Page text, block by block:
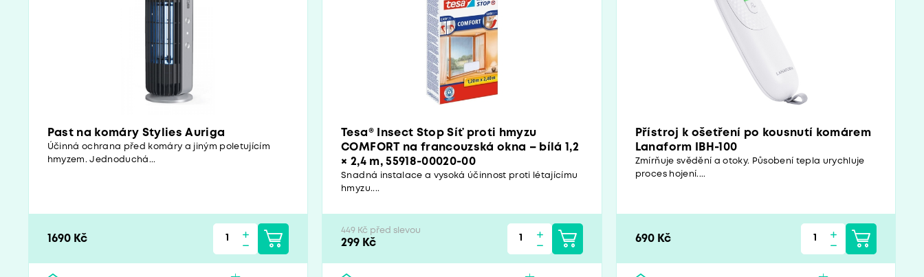
Past na komáry Stylies Auriga
Účinná ochrana před komáry a jiným poletujícím
hmyzem. Jednoduchá...
1690 Kč
Tesa® Insect Stop Síť proti hmyzu
COMFORT na francouzská okna – bílá 1,2
× 2,4 m, 55918-00020-00
Snadná instalace a vysoká účinnost proti létajícímu
hmyzu....
449 Kč před slevou
299 Kč
Přístroj k ošetření po kousnutí komárem
Lanaform IBH-100
Zmírňuje svědění a otoky. Působení tepla urychluje
proces hojení....
690 Kč